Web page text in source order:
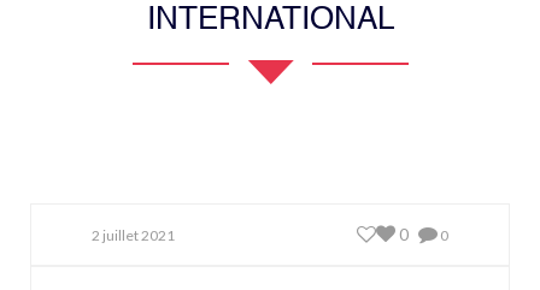
INTERNATIONAL
2 juillet 2021 0
0